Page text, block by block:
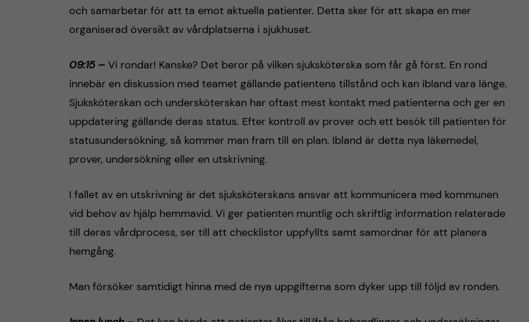
och samarbetar för att ta emot aktuella patienter. Detta sker för att skapa en mer
organiserad översikt av vårdplatserna i sjukhuset.
09:15 – Vi rondar! Kanske? Det beror på vilken sjuksköterska som får gå först. En rond
innebär en diskussion med teamet gällande patientens tillstånd och kan ibland vara länge.
Sjuksköterskan och undersköterskan har oftast mest kontakt med patienterna och ger en
uppdatering gällande deras status. Efter kontroll av prover och ett besök till patienten för
statusundersökning, så kommer man fram till en plan. Ibland är detta nya läkemedel,
prover, undersökning eller en utskrivning.
I fallet av en utskrivning är det sjuksköterskans ansvar att kommunicera med kommunen
vid behov av hjälp hemmavid. Vi ger patienten muntlig och skriftlig information relaterade
till deras vårdprocess, ser till att checklistor uppfyllts samt samordnar för att planera
hemgång.
Man försöker samtidigt hinna med de nya uppgifterna som dyker upp till följd av ronden.